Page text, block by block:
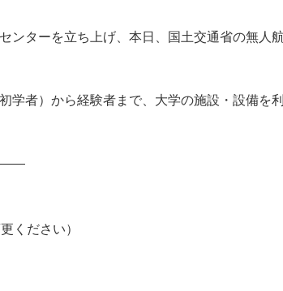
ンターを立ち上げ、本日、国土交通省の無人航
学者）から経験者まで、大学の施設・設備を利
ください）